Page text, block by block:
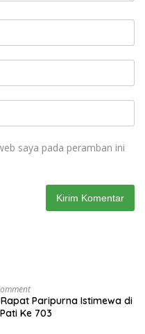
saya pada peramban ini
Rapat Paripurna Istimewa di
Ke 703